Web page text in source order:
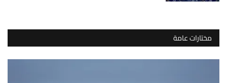
مختارات عامة